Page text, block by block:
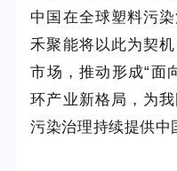
中国在全球塑料污
禾聚能将以此为契
市场，推动形成“面
环产业新格局，为
污染治理持续提供中